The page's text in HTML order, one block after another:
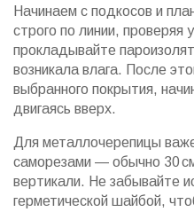
Начинаем с подкосов и
строго по линии, проверяя
прокладывайте
возникала влага. После
выбранного покрытия,
двигаясь вверх.
Для металлочерепицы
саморезами — обычно 30
вертикали. Не забывайте
герметической шайбой,